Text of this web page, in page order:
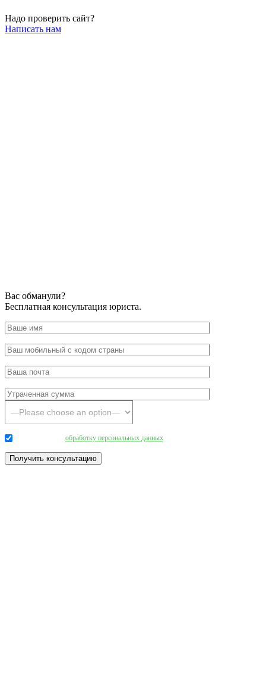
Надо проверить сайт?
Написать нам
Вас обманули?
Бесплатная консультация юриста.
обработку персональных данных